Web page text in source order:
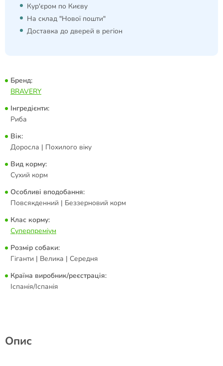
Кур'єром по Києву
На склад "Нової пошти"
Доставка до дверей в регіон
Бренд:
BRAVERY
Інгредієнти:
Риба
Вік:
Доросла | Похилого віку
Вид корму:
Сухий корм
Особливі вподобання:
Повсякденний | Беззерновий корм
Клас корму:
Суперпреміум
Розмір собаки:
Гіганти | Велика | Середня
Країна виробник/реєстрація:
Іспанія/Іспанія
Опис